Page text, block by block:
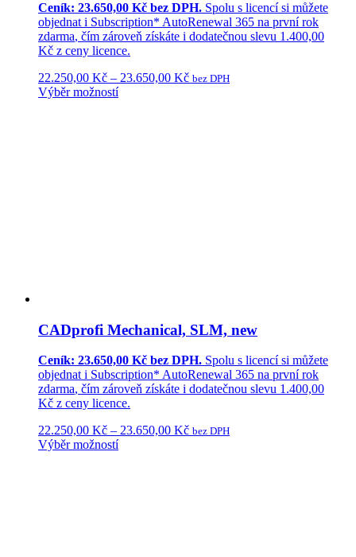
Ceník: 23.650,00 Kč bez DPH. Spolu s licencí si můžete
objednat i Subscription* AutoRenewal 365 na první rok
zdarma, čím zároveň získáte i dodatečnou slevu 1.400,00
Kč z ceny licence.
22.250,00 Kč – 23.650,00 Kč bez DPH
Výběr možností
CADprofi Mechanical, SLM, new
Ceník: 23.650,00 Kč bez DPH. Spolu s licencí si můžete
objednat i Subscription* AutoRenewal 365 na první rok
zdarma, čím zároveň získáte i dodatečnou slevu 1.400,00
Kč z ceny licence.
22.250,00 Kč – 23.650,00 Kč bez DPH
Výběr možností